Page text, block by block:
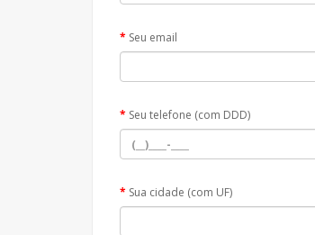
Seu email
Seu telefone (com DDD)
Sua cidade (com UF)